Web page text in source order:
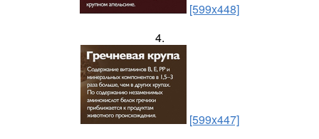
[599x448]
4.
[599x447]